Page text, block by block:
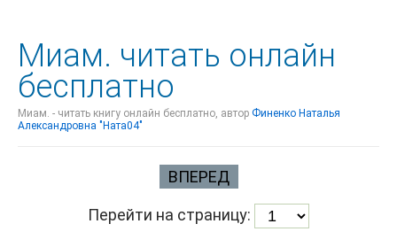
Миам. читать онлайн
бесплатно
Миам. - читать книгу онлайн бесплатно, автор Финенко Наталья
Александровна "Ната04"
ВПЕРЕД
Перейти на страницу: